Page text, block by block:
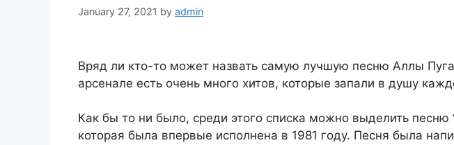
January 27, 2021 by admin
Вряд ли кто-то может назвать самую лучшую песню Аллы
арсенале есть очень много хитов, которые запали в душу
Как бы то ни было, среди этого списка можно выделить песню
которая была впервые исполнена в 1981 году. Песня была